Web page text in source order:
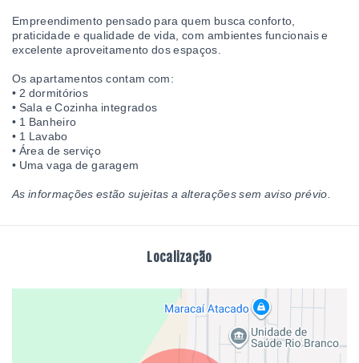
Empreendimento pensado para quem busca conforto,
praticidade e qualidade de vida, com ambientes funcionais e
excelente aproveitamento dos espaços.
Os apartamentos contam com:
• 2 dormitórios
• Sala e Cozinha integrados
• 1 Banheiro
• 1 Lavabo
• Área de serviço
• Uma vaga de garagem
As informações estão sujeitas a alterações sem aviso prévio.
Localização